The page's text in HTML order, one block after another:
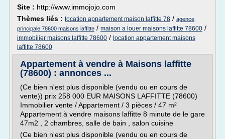
Site : http://www.immojojo.com
Thèmes liés : location appartement maison laffitte 78 / agence
principale 78600 maisons laffitte / maison a louer maisons laffitte 78600 /
immobilier maisons laffitte 78600 / location appartement maisons
laffitte 78600
Appartement à vendre à Maisons laffitte
(78600) : annonces ...
(Ce bien n'est plus disponible (vendu ou en cours de
vente)) prix 258 000 EUR MAISONS LAFFITTE (78600)
Immobilier vente / Appartement / 3 pièces / 47 m²
Appartement à vendre maisons laffitte 8 minute de le gare
47m2 , 2 chambres, salle de bain , salon cuisine
(Ce bien n'est plus disponible (vendu ou en cours de